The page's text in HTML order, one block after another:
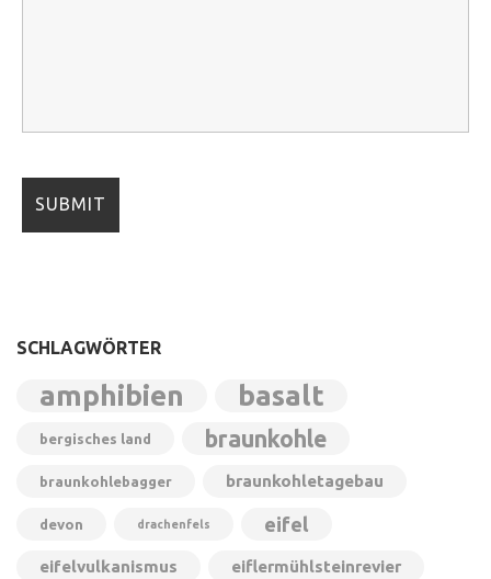
SCHLAGWÖRTER
amphibien basalt
bergisches land braunkohle
braunkohlebagger braunkohletagebau
devon drachenfels eifel
eifelvulkanismus eiflermühlsteinrevier